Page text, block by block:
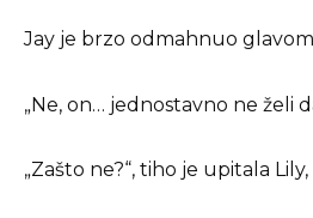
Jay je brzo odmahnuo
„Ne, on… jednostavno ne želi
„Zašto ne?“, tiho je upitala